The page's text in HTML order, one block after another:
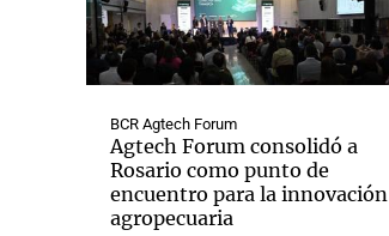
BCR Agtech Forum
Agtech Forum consolidó a
Rosario como punto de
encuentro para la innovación
agropecuaria